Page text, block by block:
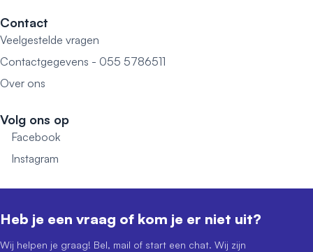
Contact
Veelgestelde vragen
Contactgegevens - 055 5786511
Over ons
Volg ons op
Facebook
Instagram
Heb je een vraag of kom je er niet uit?
Wij helpen je graag! Bel, mail of start een chat. Wij zijn